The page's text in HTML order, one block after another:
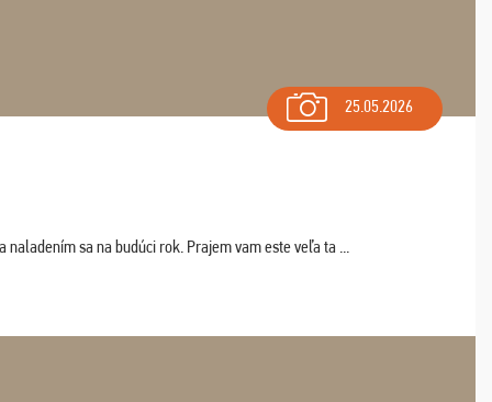
25.05.2026
sa na budúci rok. Prajem vam este veľa ta ...